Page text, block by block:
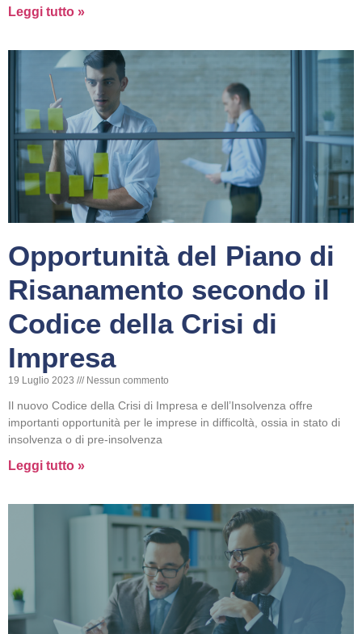
Leggi tutto »
Opportunità del Piano di
Risanamento secondo il
Codice della Crisi di
Impresa
19 Luglio 2023 Nessun commento
Il nuovo Codice della Crisi di Impresa e dell’Insolvenza offre
importanti opportunità per le imprese in difficoltà, ossia in stato di
insolvenza o di pre-insolvenza
Leggi tutto »